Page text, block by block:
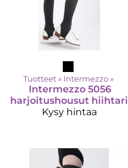
Tuotteet ‪» Intermezzo‪»
Intermezzo 5056
harjoitushousut hiihtari
Kysy hintaa